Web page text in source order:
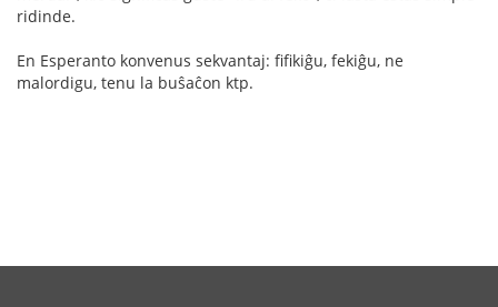
ridinde.
En Esperanto konvenus sekvantaj: fifikiĝu, fekiĝu, ne
malordigu, tenu la buŝaĉon ktp.